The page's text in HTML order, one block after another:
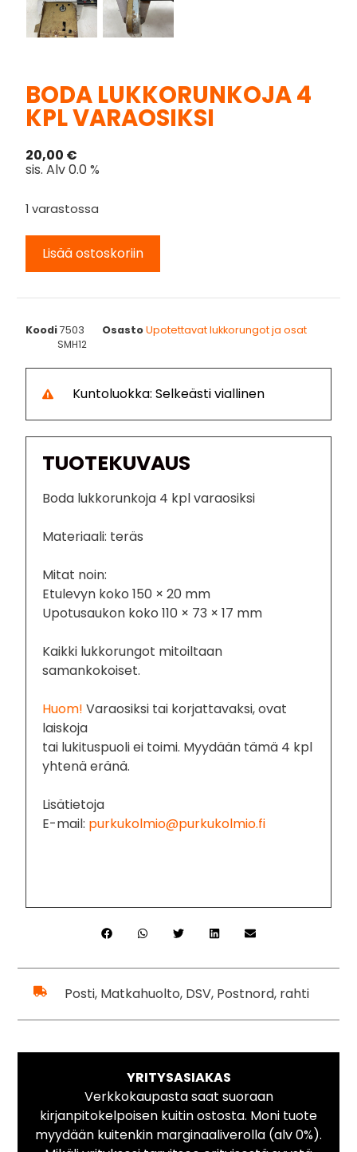
BODA LUKKORUNKOJA 4
KPL VARAOSIKSI
20,00 €
sis. Alv 0.0 %
1 varastossa
Lisää ostoskoriin
Koodi7503 OsastoUpotettavat lukkorungot ja osat
SMH12
Kuntoluokka: Selkeästi viallinen
TUOTEKUVAUS
Boda lukkorunkoja 4 kpl varaosiksi
Materiaali: teräs
Mitat noin:
Etulevyn koko 150 × 20 mm
Upotusaukon koko 110 × 73 × 17 mm
Kaikki lukkorungot mitoiltaan
samankokoiset.
Huom! Varaosiksi tai korjattavaksi, ovat
laiskoja
tai lukituspuoli ei toimi. Myydään tämä 4 kpl
yhtenä eränä.
Lisätietoja
E-mail: purkukolmio@purkukolmio.fi
Posti, Matkahuolto, DSV, Postnord, rahti
YRITYSASIAKAS
Verkkokaupasta saat suoraan
kirjanpitokelpoisen kuitin ostosta. Moni tuote
myydään kuitenkin marginaaliverolla (alv 0%).